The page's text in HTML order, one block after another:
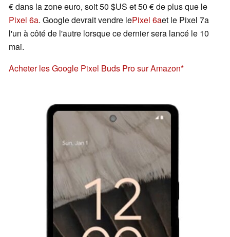
€ dans la zone euro, soit 50 $US et 50 € de plus que le
Pixel 6a. Google devrait vendre lePixel 6aet le Pixel 7a
l'un à côté de l'autre lorsque ce dernier sera lancé le 10
mai.
Acheter les Google Pixel Buds Pro sur Amazon